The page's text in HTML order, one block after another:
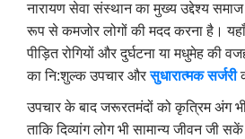
नारायण सेवा संस्थान का मुख्य उद्देश्य
रूप से कमजोर लोगों की मदद करना है।
पीड़ित रोगियों और दुर्घटना या मधुमेह की
का नि:शुल्क उपचार औरसुधारात्मक सर्जरी
उपचार के बाद जरूरतमंदों को कृत्रिम अंग
ताकि दिव्यांग लोग भी सामान्य जीवन जी